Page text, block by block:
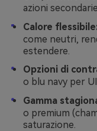
azioni
Calore
come neutri,
estendere.
Opzioni di
o blu navy per
Gamma
o premium
saturazione.